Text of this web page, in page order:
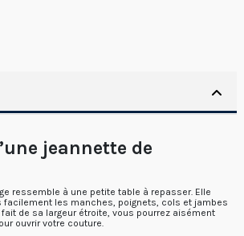
jeannette de
ressemble à une petite table à repasser. Elle
facilement les manches, poignets, cols et jambes
de sa largeur étroite, vous pourrez aisément
ouvrir votre couture.